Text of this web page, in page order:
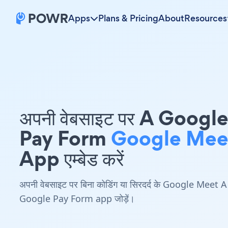
Apps Plans & PricingAboutResources
अपनी वेबसाइट पर A Google
Pay Form Google
App एम्बेड करें
अपनी वेबसाइट पर बिना कोडिंग या सिरदर्द के Google Meet A
Google Pay Form app जोड़ें।